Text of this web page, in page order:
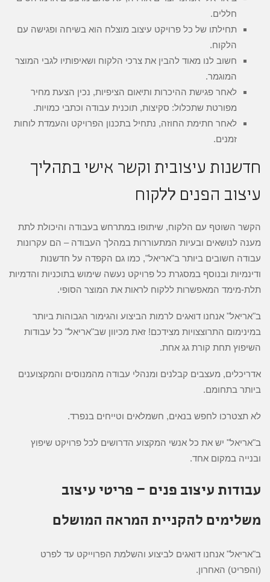
חללים.
תחילתו של כל פרויקט עיצוב מוצלח הוא בשיחה ופגישה עם
הלקוח.
חשוב לנו מאוד להבין את צרכי הלקוח ושאיפותיו לגבי המוצר
המוגמר.
לאחר פגישת ההיכרות ותיאום הציפיות, נכין הצעת מחיר
מפורטת שתכלול: סקיצות, תוכנית עבודה וכתבי כמויות.
לאחר חתימת החוזה, נתחיל בתכנון הפרויקט והעמדת לוחות
זמנים.
חדשנות עיצובית וקשר אישי בתהליך
עיצוב הפנים ללקוח
הקשר השוטף עם הלקוח, שיתופו במתרחש בעבודה והיכולת לתת
מענה לנושאים ובעיות המתעוררות במהלך העבודה – הם עקרונות
עבודה חשובים ביותר ב"אריאל", כמו גם הקפדה על חדשנות
ודינמיות ובנוסף במסגרת כל פרויקט נעשה שימוש בתוכניות והדמיות
תלת-מימד המאפשרות ללקוח לראות את המוצר הסופי.
ב"אריאל" אנחנו דואגים לרמות הביצוע והגימור הגבוהות ביותר
במינימום התרוצצויות מצידכם! זאת מכיוון שב"אריאל" כל עבודות
השיפוץ תחת קורת גג אחת.
אדריכלים, מעצבים קבלנים ומנהלי עבודה מהמנוסים והמקצוענים
ביותר בתחומם.
לא תצטרכו לחפש בנאים, חשמלאים וטייחים בנפרד.
ב"אריאל" יש את כל אנשי המקצוע הדרושים לכל פרויקט שיפוץ
ובנייה במקום אחד.
עבודות עיצוב פנים – פריטי עיצוב
משלימים להקניית המראה המושלם
ב"אריאל" אנחנו דואגים לביצוע והשלמת הפרוייקט עד לפרט
(והפריט) האחרון.